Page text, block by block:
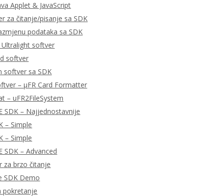
Applet & JavaScript
za čitanje/pisanje sa SDK
podataka sa SDK
Ultralight softver
softver
softver sa SDK
– μFR Card Formatter
– uFR2FileSystem
SDK – Najjednostavnije
– Simple
– Simple
SDK – Advanced
za brzo čitanje
SDK Demo
pokretanje